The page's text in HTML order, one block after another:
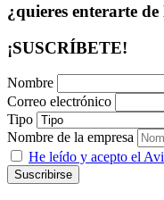
¿quieres enterarte
¡SUSCRÍBETE!
Nombre
Correo electrónico
Tipo
Nombre de la empresa
He leído y acepto el